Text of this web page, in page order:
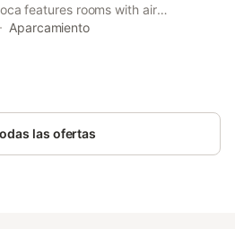
features rooms with air
in La Roca de la Sierra.
offers a patio.
Aparcamiento
las ofertas